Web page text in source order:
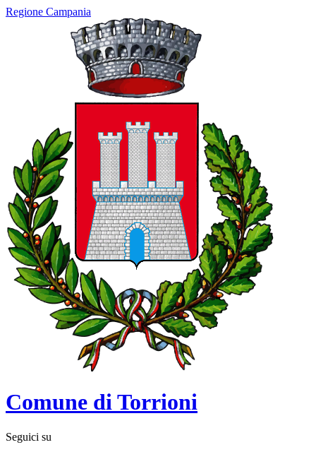
Regione Campania
Comune di Torrioni
Seguici su